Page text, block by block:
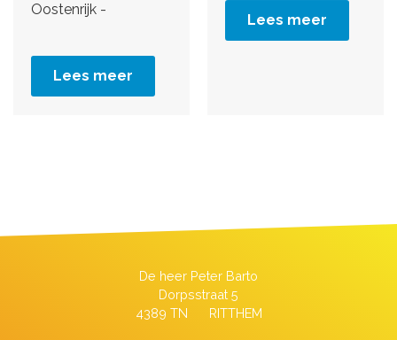
Oostenrijk -
Lees meer
Lees meer
De heer Peter Barto
Dorpsstraat 5
4389 TN RITTHEM